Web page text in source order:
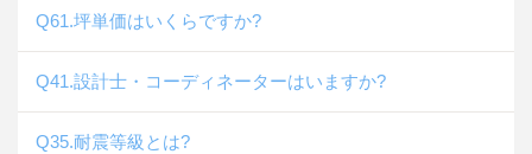
Q61.坪単価はいくらですか?
Q41.設計士・コーディネーターはいますか?
Q35.耐震等級とは?